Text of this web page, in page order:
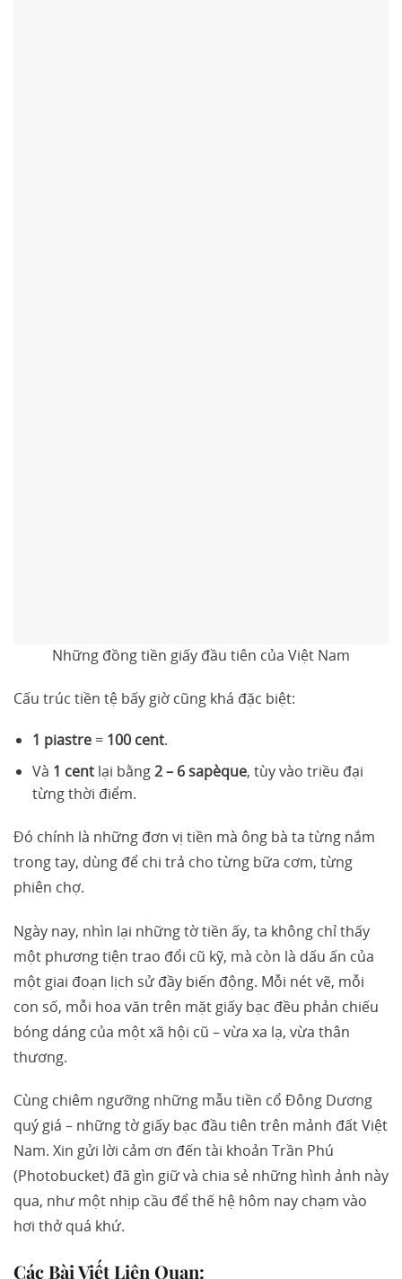
Những đồng tiền giấy đầu tiên của Việt Nam
Cấu trúc tiền tệ bấy giờ cũng khá đặc biệt:
1 piastre= 100 cent.
Và 1 centlại bằng2 – 6 sapèque, tùy vào triều đại
từng thời điểm.
Đó chính là những đơn vị tiền mà ông bà ta từng nắm
trong tay, dùng để chi trả cho từng bữa cơm, từng
phiên chợ.
Ngày nay, nhìn lại những tờ tiền ấy, ta không chỉ thấy
một phương tiện trao đổi cũ kỹ, mà còn là dấu ấn của
một giai đoạn lịch sử đầy biến động. Mỗi nét vẽ, mỗi
con số, mỗi hoa văn trên mặt giấy bạc đều phản chiếu
bóng dáng của một xã hội cũ – vừa xa lạ, vừa thân
thương.
Cùng chiêm ngưỡng những mẫu tiền cổ Đông Dương
quý giá – những tờ giấy bạc đầu tiên trên mảnh đất Việt
Nam. Xin gửi lời cảm ơn đến tài khoản Trần Phú
(Photobucket) đã gìn giữ và chia sẻ những hình ảnh này
qua, như một nhịp cầu để thế hệ hôm nay chạm vào
hơi thở quá khứ.
Các Bài Viết Liên Quan: